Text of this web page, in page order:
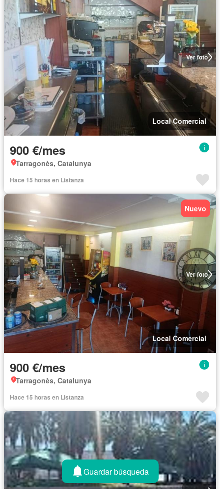
Ver foto
Local Comercial
900 €/mes
Tarragonès, Catalunya
Hace 15 horas en Listanza
Ver foto
Nuevo
Local Comercial
900 €/mes
Tarragonès, Catalunya
Hace 15 horas en Listanza
Guardar búsqueda